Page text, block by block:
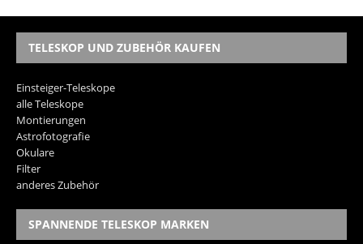
TELESKOP UND ZUBEHÖR KAUFEN
Einsteiger-Teleskope
alle Teleskope
Montierungen
Astrofotografie
Okulare
Filter
anderes Zubehör
SPANNENDE TELESKOP MARKEN